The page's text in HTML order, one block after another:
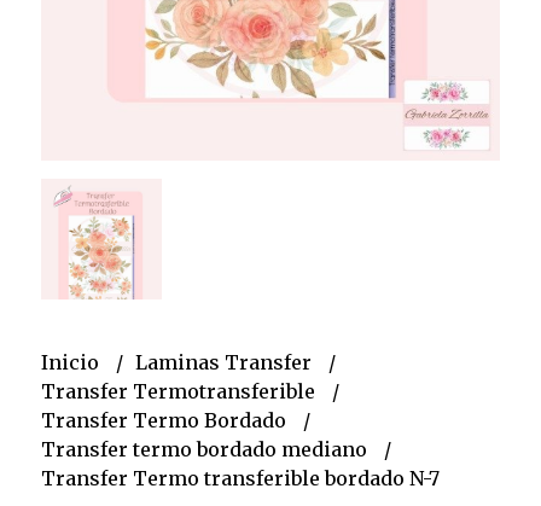
Inicio
Laminas Transfer
Transfer Termotransferible
Transfer Termo Bordado
Transfer termo bordado mediano
Transfer Termo transferible bordado N-7